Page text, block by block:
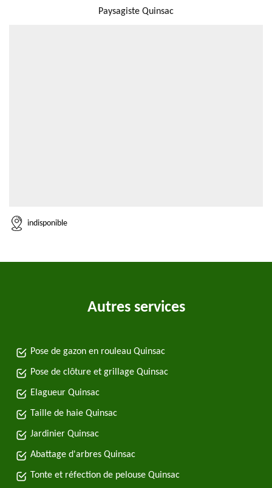
Paysagiste Quinsac
indisponible
Autres services
Pose de gazon en rouleau Quinsac
Pose de clôture et grillage Quinsac
Elagueur Quinsac
Taille de haie Quinsac
Jardinier Quinsac
Abattage d'arbres Quinsac
Tonte et réfection de pelouse Quinsac